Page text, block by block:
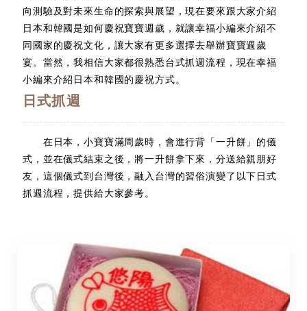
向測驗及對未來生命的探索與展望，現在要來跟大家介紹
日本和韓國是如何慶祝寶寶週歲，就讓幸福小編來介紹不
同國家的慶祝文化，讓大家有更多選擇去舉辦寶寶週歲
宴。當然，我相信大家都很熟悉台式抓週流程，現在幸福
小編來介紹日本和韓國的慶祝方式。
日式抓週
在日本，小寶寶滿周歲時，會進行背「一升餅」的儀
式，並在儀式結束之後，將一升餅拿下來，分送給親朋好
友，這個儀式到台灣後，融入台灣的習俗演變了以下日式
抓週流程，提供給大家參考。